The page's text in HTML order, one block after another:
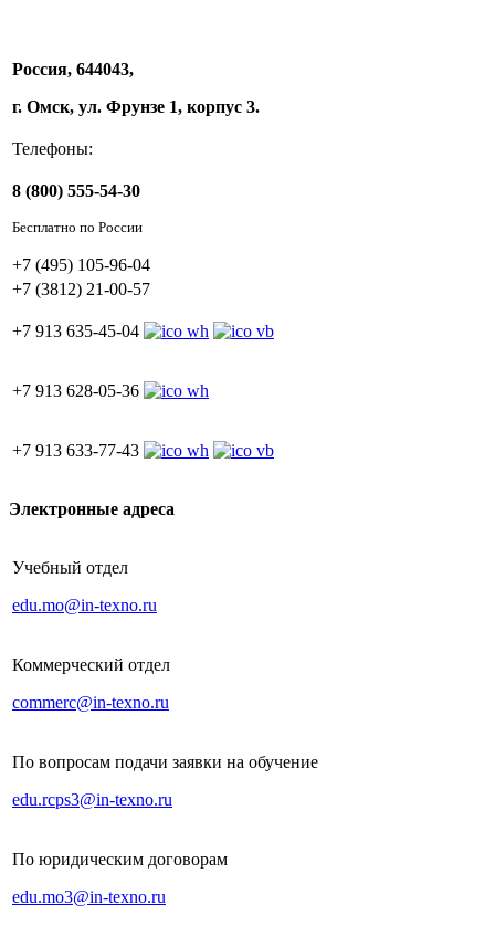
Россия, 644043,
г. Омск, ул. Фрунзе 1, корпус 3.
Телефоны:
8 (800) 555-54-30
Бесплатно по России
+7 (495) 105-96-04
+7 (3812) 21-00-57
+7 913 635-45-04
+7 913 628-05-36
+7 913 633-77-43
Электронные адреса
Учебный отдел
edu.mo@in-texno.ru
Коммерческий отдел
commerc@in-texno.ru
По вопросам подачи заявки на обучение
edu.rcps3@in-texno.ru
По юридическим договорам
edu.mo3@in-texno.ru